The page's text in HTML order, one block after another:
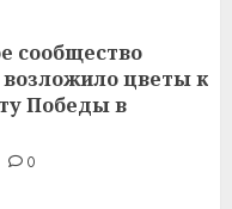
сообщество
возложило цветы к
Победы в
0